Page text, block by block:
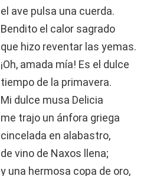
el ave pulsa una cuerda.
Bendito el calor sagrado
que hizo reventar las yemas.
¡Oh, amada mía! Es el dulce
tiempo de la primavera.
Mi dulce musa Delicia
me trajo un ánfora griega
cincelada en alabastro,
de vino de Naxos llena;
y una hermosa copa de oro,